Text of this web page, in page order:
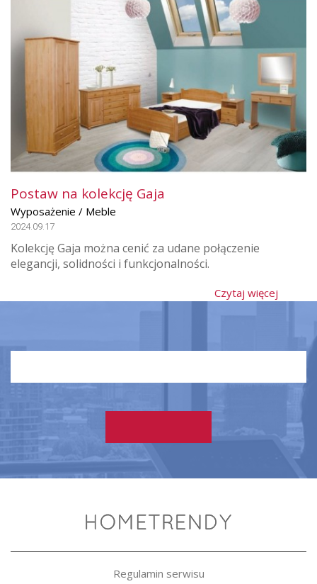
Postaw na kolekcję Gaja
Wyposażenie / Meble
2024.09.17
Kolekcję Gaja można cenić za udane połączenie
elegancji, solidności i funkcjonalności.
Czytaj więcej
Regulamin serwisu